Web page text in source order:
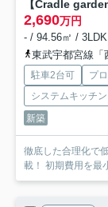
【Cradle
2,690万円
- / 94.56㎡ /
東武宇都宮線「
駐車2台可 プ
システムキッチン
新築
徹底した合理化で
載！ 初期費用を最